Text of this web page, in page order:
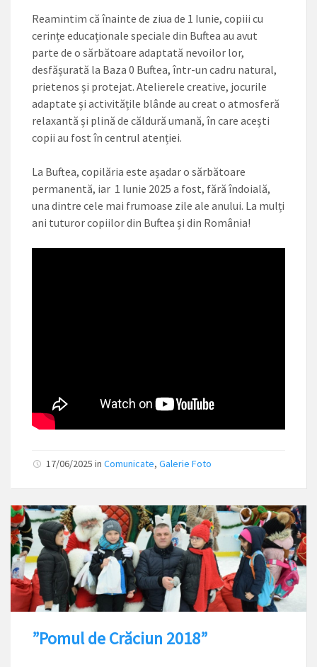
Reamintim că înainte de ziua de 1 Iunie, copiii cu
cerințe educaționale speciale din Buftea au avut
parte de o sărbătoare adaptată nevoilor lor,
desfășurată la Baza 0 Buftea, într-un cadru natural,
prietenos și protejat. Atelierele creative, jocurile
adaptate și activitățile blânde au creat o atmosferă
relaxantă și plină de căldură umană, în care acești
copii au fost în centrul atenției.
La Buftea, copilăria este așadar o sărbătoare
permanentă, iar 1 Iunie 2025 a fost, fără îndoială,
una dintre cele mai frumoase zile ale anului. La mulți
ani tuturor copiilor din Buftea și din România!
17/06/2025 in Comunicate, Galerie Foto
”Pomul de Crăciun 2018”